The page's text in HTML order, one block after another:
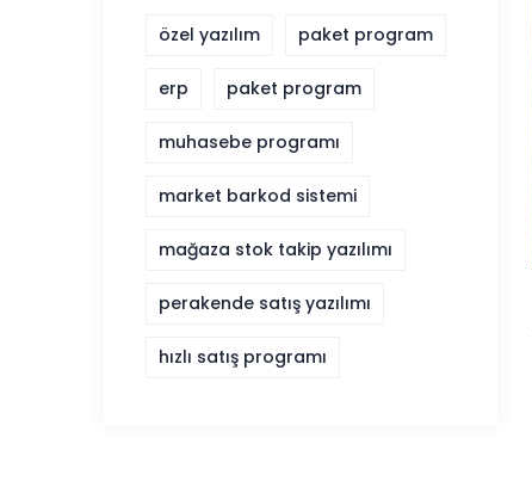
özel yazılım paket program
erp paket program
muhasebe programı
market barkod sistemi
mağaza stok takip yazılımı
perakende satış yazılımı
hızlı satış programı